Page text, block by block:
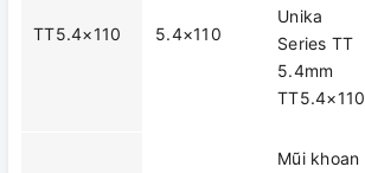
TT5.4×110 5.4×110
Unika
Series TT
5.4mm
TT5.4×110
Mũi khoan